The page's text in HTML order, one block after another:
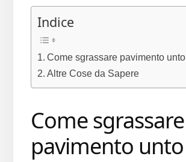
Indice
Come sgrassare pavimento unto​
Altre Cose da Sapere
Come sgrassare
pavimento unto​